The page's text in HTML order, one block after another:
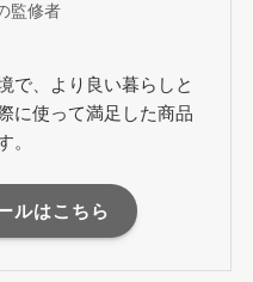
監修者
で、より良い暮らしと
に使って満足した商品
。
ルはこちら